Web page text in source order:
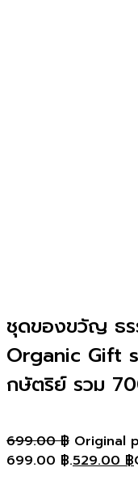
ชุดของขวัญ ธร
Organic Gift
กษัตริย์ รวม
699.00฿ Original
699.00 ฿.529.00 ฿